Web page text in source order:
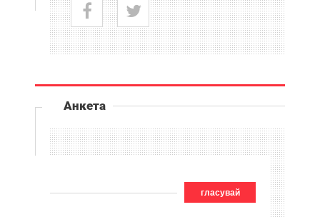
Анкета
гласувай